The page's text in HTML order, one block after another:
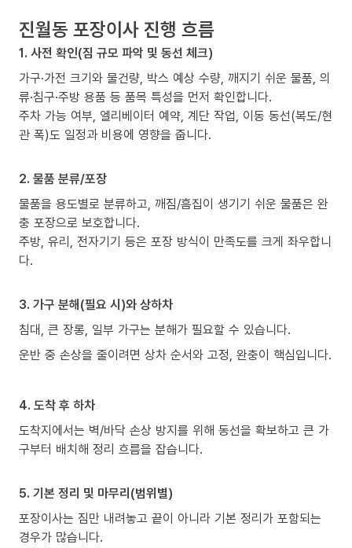
진월동 포장이사 진행 흐름
1. 사전 확인(짐 규모 파악 및 동선 체크)
가구·가전 크기와 물건량, 박스 예상 수량, 깨지기 쉬운 물품, 의
류·침구·주방 용품 등 품목 특성을 먼저 확인합니다.
주차 가능 여부, 엘리베이터 예약, 계단 작업, 이동 동선(복도/현
관 폭)도 일정과 비용에 영향을 줍니다.
2. 물품 분류/포장
물품을 용도별로 분류하고, 깨짐/흠집이 생기기 쉬운 물품은 완
충 포장으로 보호합니다.
주방, 유리, 전자기기 등은 포장 방식이 만족도를 크게 좌우합니
다.
3. 가구 분해(필요 시)와 상하차
침대, 큰 장롱, 일부 가구는 분해가 필요할 수 있습니다.
운반 중 손상을 줄이려면 상차 순서와 고정, 완충이 핵심입니다.
4. 도착 후 하차
도착지에서는 벽/바닥 손상 방지를 위해 동선을 확보하고 큰 가
구부터 배치해 정리 흐름을 잡습니다.
5. 기본 정리 및 마무리(범위별)
포장이사는 짐만 내려놓고 끝이 아니라 기본 정리가 포함되는
경우가 많습니다.